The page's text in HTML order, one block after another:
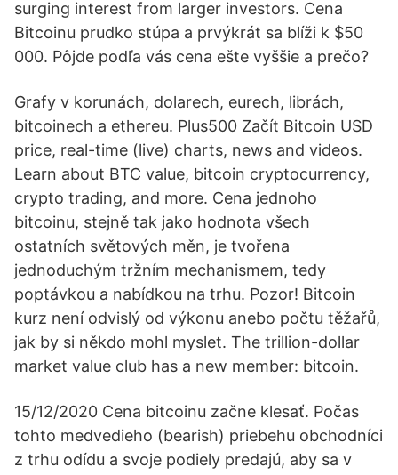
surging interest from larger investors. Cena
Bitcoinu prudko stúpa a prvýkrát sa blíži k $50
000. Pôjde podľa vás cena ešte vyššie a prečo?
Grafy v korunách, dolarech, eurech, librách,
bitcoinech a ethereu. Plus500 Začít Bitcoin USD
price, real-time (live) charts, news and videos.
Learn about BTC value, bitcoin cryptocurrency,
crypto trading, and more. Cena jednoho
bitcoinu, stejně tak jako hodnota všech
ostatních světových měn, je tvořena
jednoduchým tržním mechanismem, tedy
poptávkou a nabídkou na trhu. Pozor! Bitcoin
kurz není odvislý od výkonu anebo počtu těžařů,
jak by si někdo mohl myslet. The trillion-dollar
market value club has a new member: bitcoin.
15/12/2020 Cena bitcoinu začne klesať. Počas
tohto medvedieho (bearish) priebehu obchodníci
z trhu odídu a svoje podiely predajú, aby sa v